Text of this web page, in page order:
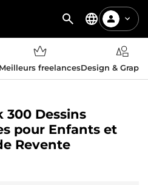
Meilleurs freelancesDesign &
300 Dessins
pour Enfants et
Revente